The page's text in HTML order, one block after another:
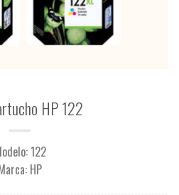
HP 122
122
HP